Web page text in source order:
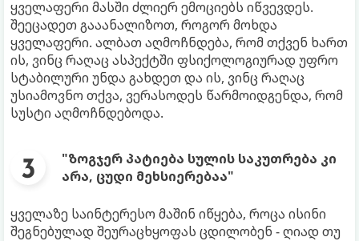
ყველაფერი მასში ძლიერ ემოციებს იწვევდეს.
შეეცადეთ გააანალიზოთ, როგორ მოხდა
ყველაფერი. ალბათ აღმოჩნდება, რომ თქვენ ხართ
ის, ვინც რაღაც ასპექტში ფსიქოლოგიურად უფრო
სტაბილური უნდა გახდეთ და ის, ვინც რაღაც
უსიამოვნო თქვა, ვერასოდეს წარმოიდგენდა, რომ
სუსტი აღმოჩნდებოდა.
"ზოგჯერ პატიება სულის საკუთრება კი
არა, ცუდი მეხსიერებაა"
ყველაზე საინტერესო მაშინ იწყება, როცა ისინი
შეგნებულად შეურაცხყოფას ცდილობენ - ღიად თუ